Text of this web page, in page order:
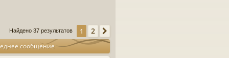
Найдено 37 результатов 1 2
сообщение